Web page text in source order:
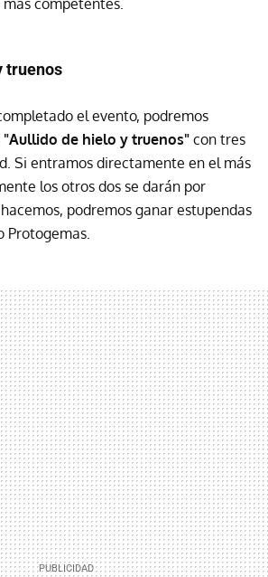
truenos
el evento, podremos
"Aullido de hielo y truenos" con tres
Si entramos directamente en el más
los otros dos se darán por
podremos ganar estupendas
Protogemas.